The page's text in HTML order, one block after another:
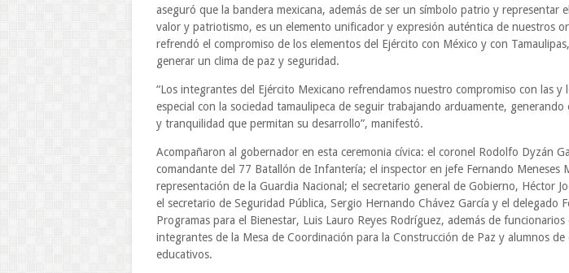
aseguró que la bandera mexicana, además de ser un símbolo patrio y representar
valor y patriotismo, es un elemento unificador y expresión auténtica de nuestros
refrendó el compromiso de los elementos del Ejército con México y con
generar un clima de paz y seguridad.
“Los integrantes del Ejército Mexicano refrendamos nuestro compromiso con las y
especial con la sociedad tamaulipeca de seguir trabajando arduamente, generando
y tranquilidad que permitan su desarrollo”, manifestó.
Acompañaron al gobernador en esta ceremonia cívica: el coronel Rodolfo Dyzán
comandante del 77 Batallón de Infantería; el inspector en jefe Fernando Meneses
representación de la Guardia Nacional; el secretario general de Gobierno, Héctor
el secretario de Seguridad Pública, Sergio Hernando Chávez García y el delegado
Programas para el Bienestar, Luis Lauro Reyes Rodríguez, además de
integrantes de la Mesa de Coordinación para la Construcción de Paz y alumnos
educativos.